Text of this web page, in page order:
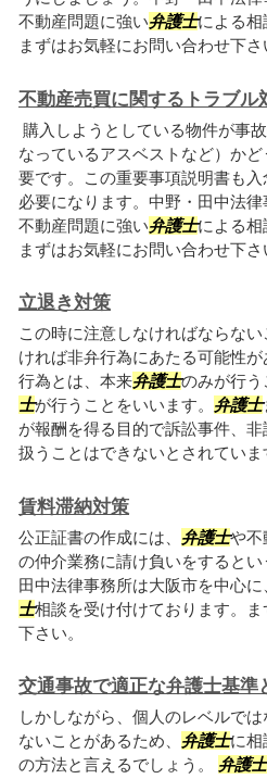
不動産問題に強い弁護士による相
まずはお気軽にお問い合わせ下さ
不動産売買に関するトラブル
購入しようとしている物件が事
なっているアスベストなど）か
要です。この重要事項説明書も
必要になります。中野・田中法律
不動産問題に強い弁護士による相
まずはお気軽にお問い合わせ下さ
立退き対策
この時に注意しなければならな
ければ非弁行為にあたる可能性
行為とは、本来弁護士のみが行
士が行うことをいいます。 弁護士
が報酬を得る目的で訴訟事件、
扱うことはできないとされていま
賃料滞納対策
公正証書の作成には、 弁護士や不
の仲介業務に請け負いをするとい
田中法律事務所は大阪市を中心
士相談を受け付けております。
下さい。
交通事故で適正な弁護士基準
しかしながら、個人のレベルで
ないことがあるため、 弁護士に相
の方法と言えるでしょう。 弁護士